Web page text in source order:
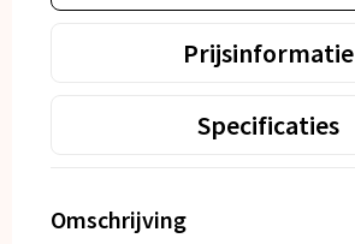
Prijsinformatie
Specificaties
Omschrijving